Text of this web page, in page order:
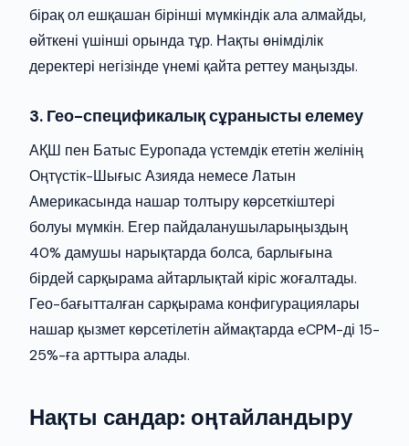
бірақ ол ешқашан бірінші мүмкіндік ала алмайды,
өйткені үшінші орында тұр. Нақты өнімділік
деректері негізінде үнемі қайта реттеу маңызды.
3. Гео-спецификалық сұранысты елемеу
АҚШ пен Батыс Еуропада үстемдік ететін желінің
Оңтүстік-Шығыс Азияда немесе Латын
Америкасында нашар толтыру көрсеткіштері
болуы мүмкін. Егер пайдаланушыларыңыздың
40% дамушы нарықтарда болса, барлығына
бірдей сарқырама айтарлықтай кіріс жоғалтады.
Гео-бағытталған сарқырама конфигурациялары
нашар қызмет көрсетілетін аймақтарда eCPM-ді 15-
25%-ға арттыра алады.
Нақты сандар: оңтайландыру